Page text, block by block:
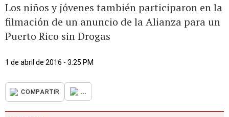
Los niños y jóvenes también participaron en la
filmación de un anuncio de la Alianza para un
Puerto Rico sin Drogas
1 de abril de 2016 - 3:25 PM
COMPARTIR ...